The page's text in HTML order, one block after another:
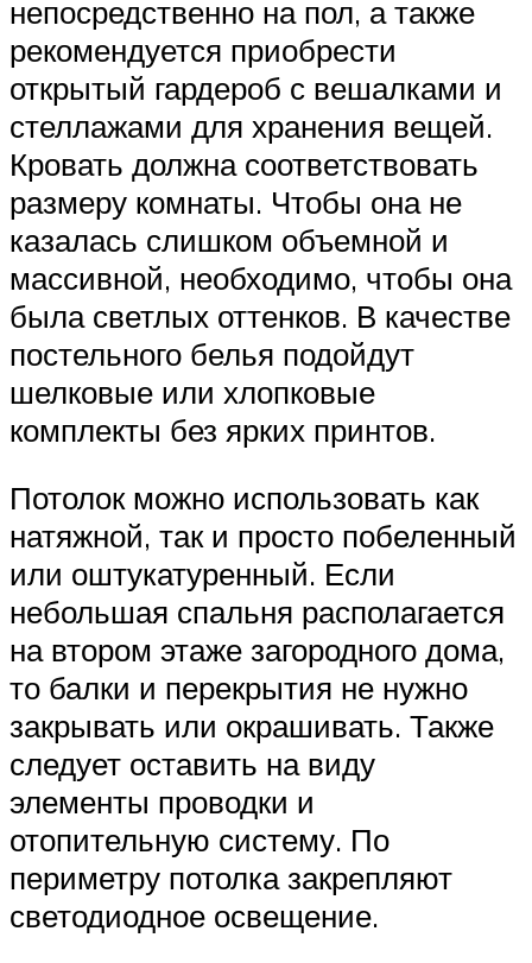
непосредственно на пол, а также
рекомендуется приобрести
открытый гардероб с вешалками и
стеллажами для хранения вещей.
Кровать должна соответствовать
размеру комнаты. Чтобы она не
казалась слишком объемной и
массивной, необходимо, чтобы она
была светлых оттенков. В качестве
постельного белья подойдут
шелковые или хлопковые
комплекты без ярких принтов.
Потолок можно использовать как
натяжной, так и просто побеленный
или оштукатуренный. Если
небольшая спальня располагается
на втором этаже загородного дома,
то балки и перекрытия не нужно
закрывать или окрашивать. Также
следует оставить на виду
элементы проводки и
отопительную систему. По
периметру потолка закрепляют
светодиодное освещение.